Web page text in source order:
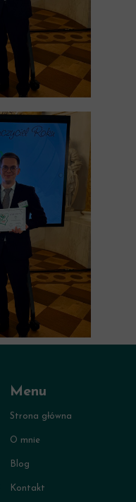
Menu
Strona główna
O mnie
Blog
Kontakt